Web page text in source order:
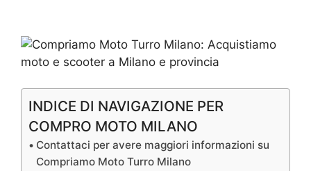
INDICE DI NAVIGAZIONE PER
COMPRO MOTO MILANO
Contattaci per avere maggiori informazioni su
Compriamo Moto Turro Milano